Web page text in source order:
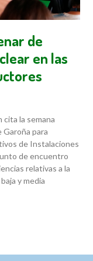
de
en las
la semana
Garoña para
de Instalaciones
de encuentro
relativas a la
y media